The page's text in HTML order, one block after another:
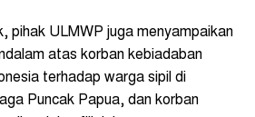
pihak ULMWP juga menyampaikan
atas korban kebiadaban
terhadap warga sipil di
Puncak Papua, dan korban